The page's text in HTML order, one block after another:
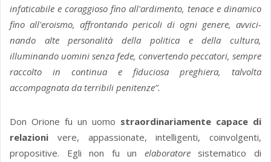
infaticabile e coraggioso fino all'ar­dimento, tenace e dinamico
fino all'eroismo, affrontando pericoli di ogni genere, avvici­
nando alte personalità della politica e della cultura,
illuminando uomini senza fede, con­vertendo peccatori, sempre
raccolto in continua e fiduciosa preghiera, talvolta
accompagnata da terribili penitenze”.
Don Orione fu un uomo straordinariamente capace di
relazioni vere, appassionate, intelligenti, coinvolgenti,
propositive. Egli non fu un elaboratoresistematico di